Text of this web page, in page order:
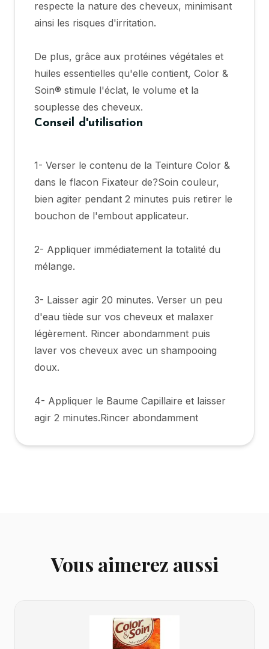
respecte la nature des cheveux, minimisant
ainsi les risques d'irritation.
De plus, grâce aux protéines végétales et
huiles essentielles qu'elle contient, Color &
Soin® stimule l'éclat, le volume et la
souplesse des cheveux.
Conseil d'utilisation
1- Verser le contenu de la Teinture Color &
dans le flacon Fixateur de?Soin couleur,
bien agiter pendant 2 minutes puis retirer le
bouchon de l'embout applicateur.
2- Appliquer immédiatement la totalité du
mélange.
3- Laisser agir 20 minutes. Verser un peu
d'eau tiède sur vos cheveux et malaxer
légèrement. Rincer abondamment puis
laver vos cheveux avec un shampooing
doux.
4- Appliquer le Baume Capillaire et laisser
agir 2 minutes.Rincer abondamment
Vous aimerez aussi